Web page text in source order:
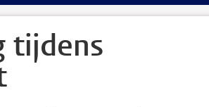
tijdens